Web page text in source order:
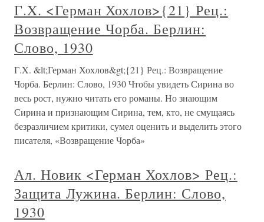
Г.X. <Герман Хохлов>{21} Рец.:
Возвращение Чорба. Берлин:
Слово, 1930
Г.X. &lt;Герман Хохлов&gt;{21} Рец.: Возвращение
Чорба. Берлин: Слово, 1930 Чтобы увидеть Сирина во
весь рост, нужно читать его романы. Но знающим
Сирина и признающим Сирина, тем, кто, не смущаясь
безразличием критики, сумел оценить и выделить этого
писателя, «Возвращение Чорба»
Ал. Новик <Герман Хохлов> Рец.:
Защита Лужина. Берлин: Слово,
1930